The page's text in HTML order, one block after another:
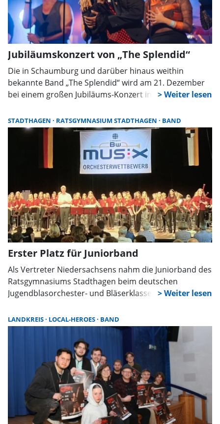
Jubiläumskonzert von „The Splendid“
Die in Schaumburg und darüber hinaus weithin
bekannte Band „The Splendid“ wird am 21. Dezember
bei einem großen Jubiläums-Konzert in der
mitreißenden Abend soll das 20-jährige Bestehen der
Formation gefeiert werden, fast alle Musiker aus
früheren Besetzungen werden mitwirken.
STADTHAGEN RATSGYMNASIUM STADTHAGEN BAND
Erster Platz für Juniorband
Als Vertreter Niedersachsens nahm die Juniorband des
Ratsgymnasiums Stadthagen beim deutschen
Jugendblasorchester- und Bläserklassenwettbewerb
LANDKREIS LOCAL-HEROES BAND